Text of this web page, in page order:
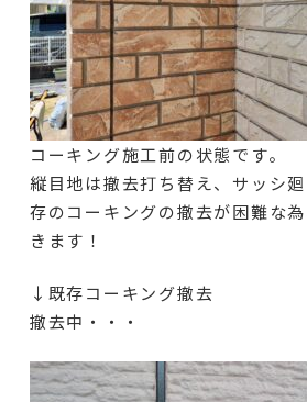
コーキング施工前の状態です。
縦目地は撤去打ち替え、サッシ
存のコーキングの撤去が困難な
きます！
↓既存コーキング撤去
撤去中・・・